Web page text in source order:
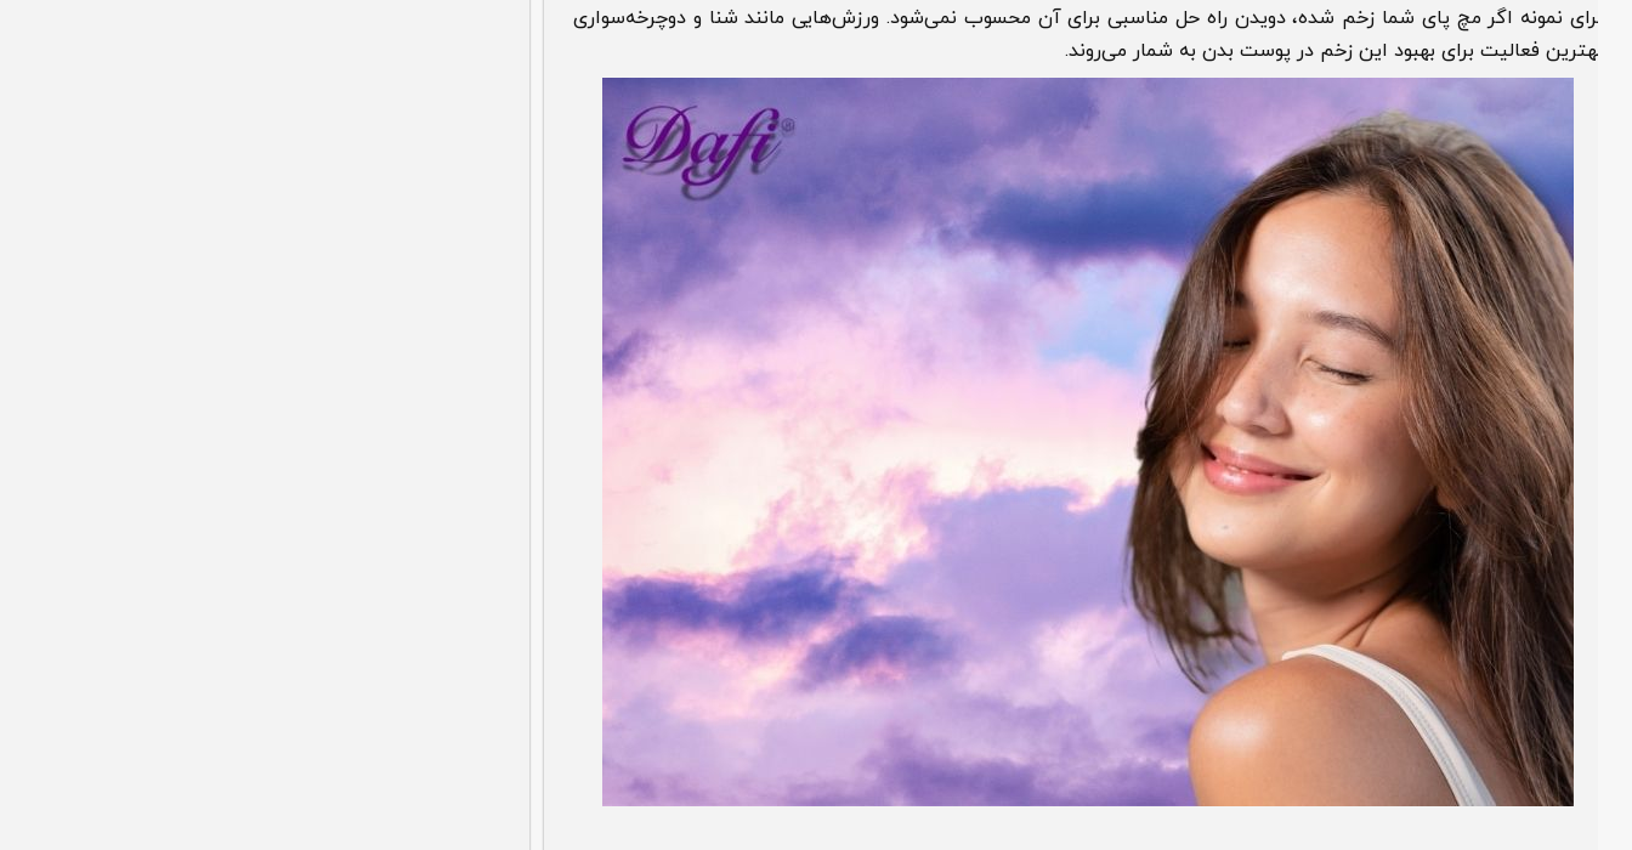
نمونه اگر مچ پای شما زخم شده، دویدن راه حل مناسبی برای آن محسوب نمی‌شود. ورزش‌هایی مانند شنا و دوچرخه‌سواری
فعالیت برای بهبود این زخم در پوست بدن به شمار می‌روند.